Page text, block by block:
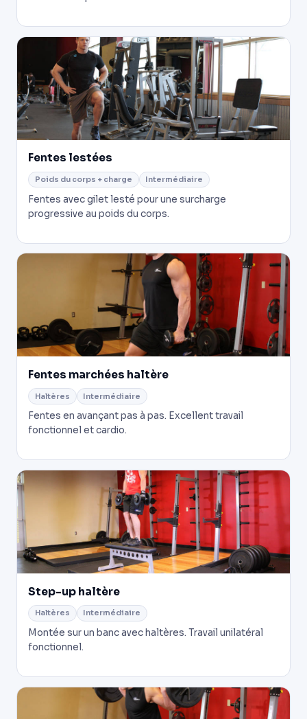
Fentes lestées
Poids du corps + charge Intermédiaire
Fentes avec gilet lesté pour une surcharge
progressive au poids du corps.
Fentes marchées haltère
Haltères Intermédiaire
Fentes en avançant pas à pas. Excellent travail
fonctionnel et cardio.
Step-up haltère
Haltères Intermédiaire
Montée sur un banc avec haltères. Travail unilatéral
fonctionnel.